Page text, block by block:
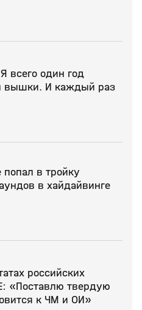
всего один год
вышки. И каждый раз
в тройку
в хайдайвинге
российских
«Поставлю твердую
к ЧМ и ОИ»